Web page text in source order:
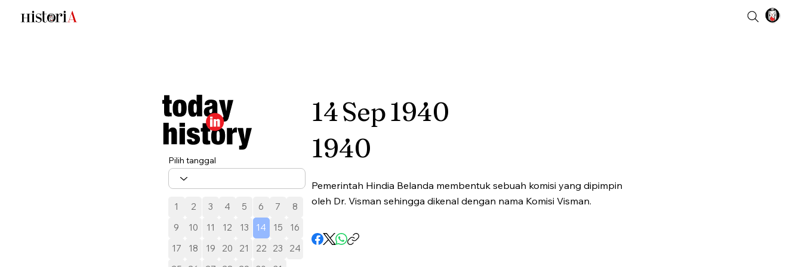
Pilih tanggal
1 2 3 4 5 6 7
8
9
10 11 12 13 14 15
16
17
18 19 20 21 22 23
24
14Sep1940
1940
Pemerintah Hindia Belanda membentuk sebuah komisi yang dipimpin
oleh Dr. Visman sehingga dikenal dengan nama Komisi Visman.